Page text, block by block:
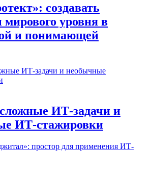
создавать
уровня в
и понимающей
ИТ‑задачи и
ИТ‑стажировки